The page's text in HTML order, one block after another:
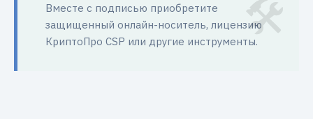
Вместе с подписью приобретите
защищенный онлайн-носитель, лицензию
КриптоПро CSP или другие инструменты.